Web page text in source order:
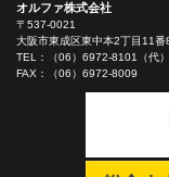
オルファ株式会社
〒537-0021
大阪市東成区東中本2丁目11番
TEL：
（06）6972-8101（代）
FAX：（06）6972-8009